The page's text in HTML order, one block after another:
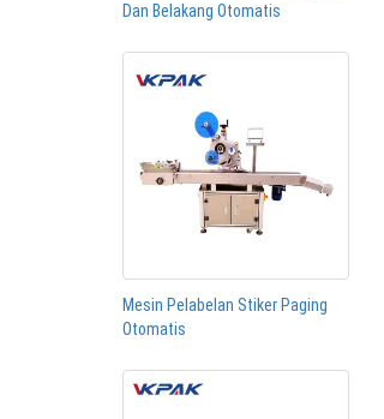
Dan Belakang Otomatis
Mesin Pelabelan Stiker Paging
Otomatis